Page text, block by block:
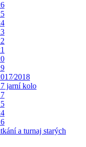
jarní kolo
a turnaj starých